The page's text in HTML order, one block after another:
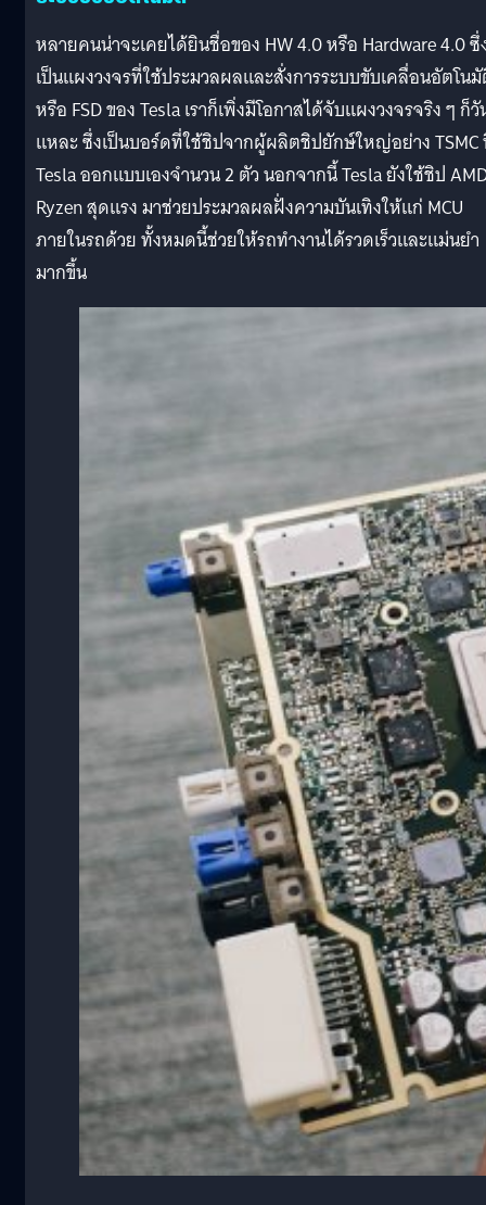
หลายคนน่าจะเคยได้ยินชื่อของ HW 4.0 หรือ Hardware 4.0 ซึ่
เป็นแผงวงจรที่ใช้ประมวลผลและสั่งการระบบขับเคลื่อนอัตโน
หรือ FSD ของ Tesla เราก็เพิ่งมีโอกาสได้จับแผงวงจรจริง ๆ ก็
แหละ ซึ่งเป็นบอร์ดที่ใช้ชิปจากผู้ผลิตชิปยักษ์ใหญ่อย่าง TSMC
Tesla ออกแบบเองจำนวน 2 ตัว นอกจากนี้ Tesla ยังใช้ชิป
Ryzen สุดแรง มาช่วยประมวลผลฝั่งความบันเทิงให้แก่ MCU
ภายในรถด้วย ทั้งหมดนี้ช่วยให้รถทำงานได้รวดเร็วและแม่นยำ
มากขึ้น